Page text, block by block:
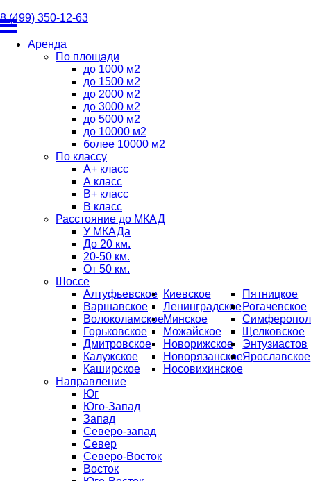
8 (499) 350-12-63
Аренда
По площади
до 1000 м2
до 1500 м2
до 2000 м2
до 3000 м2
до 5000 м2
до 10000 м2
более 10000 м2
По классу
А+ класс
А класс
B+ класс
В класс
Расстояние до МКАД
У МКАДа
До 20 км.
20-50 км.
От 50 км.
Шоссе
Алтуфьевское
Варшавское
Волоколамское
Горьковское
Дмитровское
Калужское
Каширское
Киевское
Ленинградское
Минское
Можайское
Новорижское
Новорязанское
Носовихинское
Пятницкое
Рогачевское
Щелковское
Энтузиастов
Ярославское
Направление
Юг
Юго-Запад
Запад
Северо-запад
Север
Северо-Восток
Восток